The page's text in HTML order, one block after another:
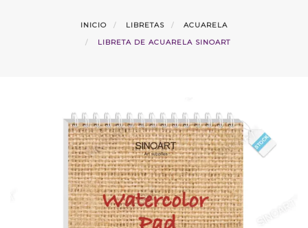
INICIO LIBRETAS
ACUARELA
LIBRETA DE ACUARELA SINOART